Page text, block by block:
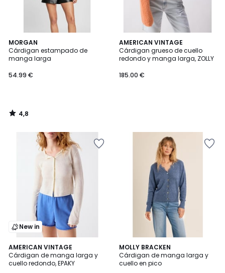
MORGAN
Cárdigan estampado de
manga larga
54.99 €
4,8
/ 5
4,8
/
AMERICAN VINTAGE
Cárdigan grueso de cuello
redondo y manga larga, ZOLLY
185.00 €
New in
AMERICAN VINTAGE
Cárdigan de manga larga y
cuello redondo, EPAKY
MOLLY BRACKEN
Cárdigan de manga larga y
cuello en pico
2
Colores